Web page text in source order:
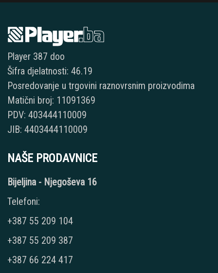
Player 387 doo
Šifra djelatnosti: 46.19
Posredovanje u trgovini raznovrsnim proizvodima
Matični broj: 11091369
PDV: 403444110009
JIB: 4403444110009
NAŠE PRODAVNICE
Bijeljina - Njegoševa 16
Telefoni:
+387 55 209 104
+387 55 209 387
+387 66 224 417